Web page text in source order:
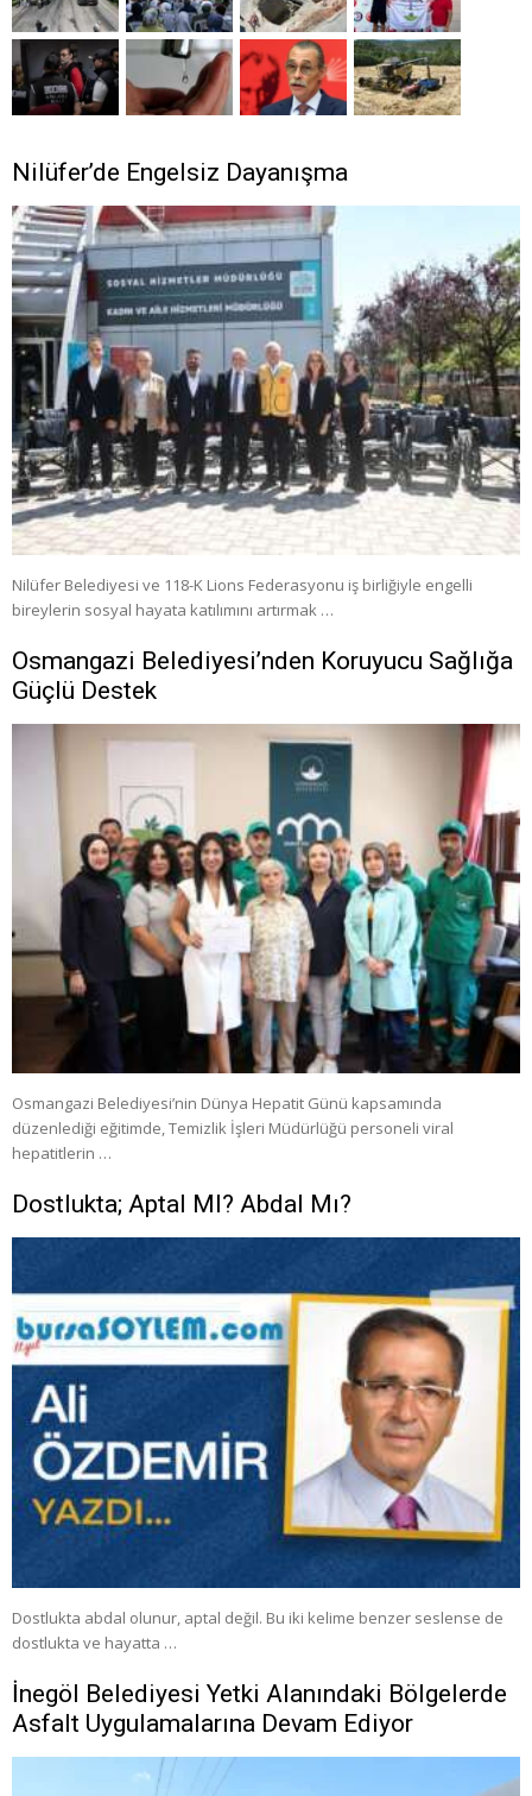
Nilüfer’de Engelsiz Dayanışma
Nilüfer Belediyesi ve 118-K Lions Federasyonu iş birliğiyle engelli
bireylerin sosyal hayata katılımını artırmak …
Osmangazi Belediyesi’nden Koruyucu Sağlığa
Güçlü Destek
Osmangazi Belediyesi’nin Dünya Hepatit Günü kapsamında
düzenlediği eğitimde, Temizlik İşleri Müdürlüğü personeli viral
hepatitlerin …
Dostlukta; Aptal MI? Abdal Mı?
Dostlukta abdal olunur, aptal değil. Bu iki kelime benzer seslense de
dostlukta ve hayatta …
İnegöl Belediyesi Yetki Alanındaki Bölgelerde
Asfalt Uygulamalarına Devam Ediyor